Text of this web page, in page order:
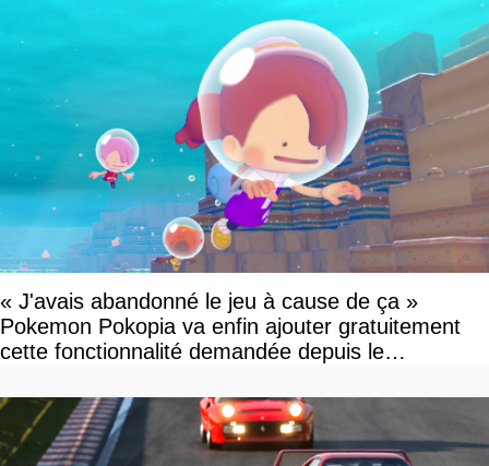
« J'avais abandonné le jeu à cause de ça »
Pokemon Pokopia va enfin ajouter gratuitement
cette fonctionnalité demandée depuis le